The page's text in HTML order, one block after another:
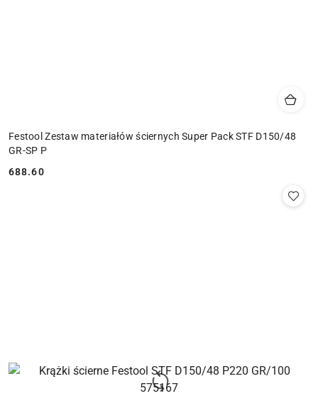
Festool Zestaw materiałów ściernych Super Pack STF D150/48
GR-SP P
Cena:
688.60